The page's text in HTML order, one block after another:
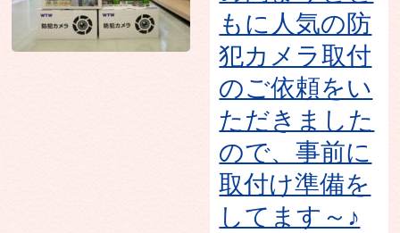
もに人気の防
犯カメラ取付
のご依頼をい
ただきました
ので、事前に
取付け準備を
してます～♪